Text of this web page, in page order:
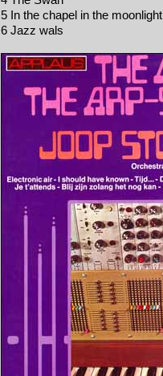
5 In the chapel in the moonlight
6 Jazz wals